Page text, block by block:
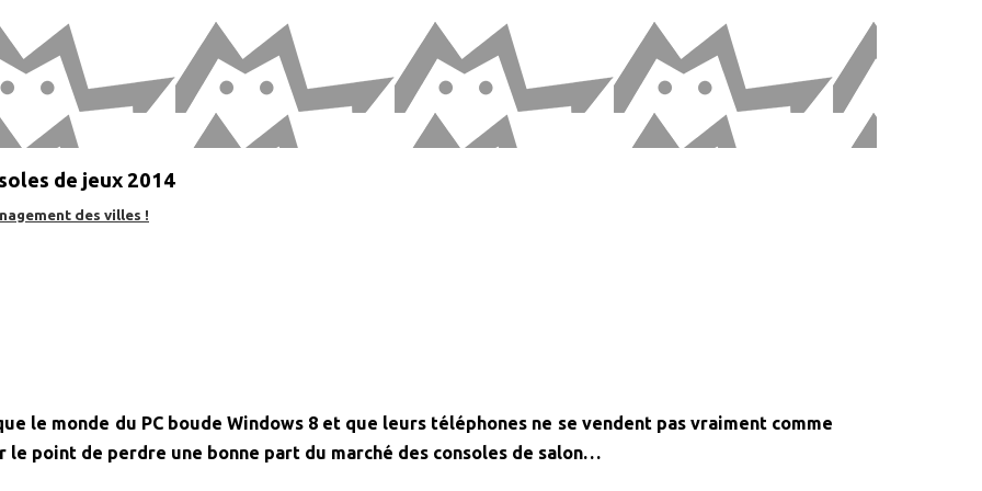
des villes !
de jeux 2014
le monde du PC boude Windows 8 et que leurs téléphones ne se vendent pas vraiment comme
point de perdre une bonne part du marché des consoles de salon…